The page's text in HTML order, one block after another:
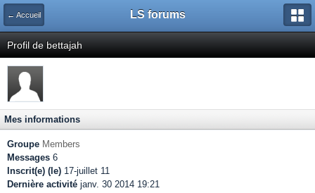
← Accueil LS forums
Profil de bettajah
Mes informations
Groupe Members
Messages 6
Inscrit(e) (le) 17-juillet 11
Dernière activité janv. 30 2014 19:21